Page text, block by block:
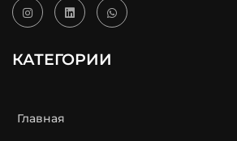
КАТЕГОРИИ
Главная